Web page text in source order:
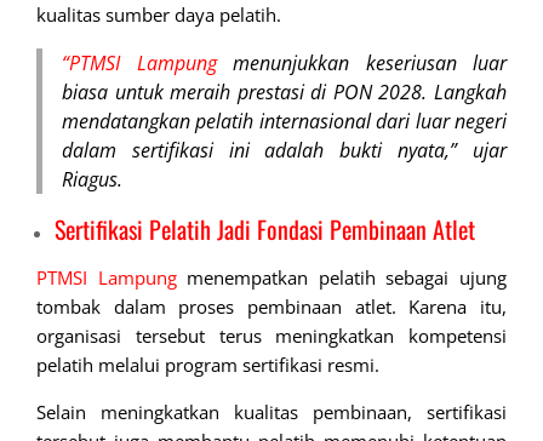
kualitas sumber daya pelatih.
“PTMSI Lampungmenunjukkan keseriusan luar
biasa untuk meraih prestasi di PON 2028. Langkah
mendatangkan pelatih internasional dari luar negeri
dalam sertifikasi ini adalah bukti nyata,” ujar
Riagus.
Sertifikasi Pelatih Jadi Fondasi Pembinaan Atlet
PTMSI Lampungmenempatkan pelatih sebagai ujung
tombak dalam proses pembinaan atlet. Karena itu,
organisasi tersebut terus meningkatkan kompetensi
pelatih melalui program sertifikasi resmi.
Selain meningkatkan kualitas pembinaan, sertifikasi